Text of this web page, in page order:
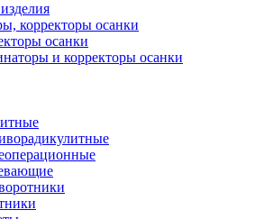
корректоры осанки
осанки
и корректоры осанки